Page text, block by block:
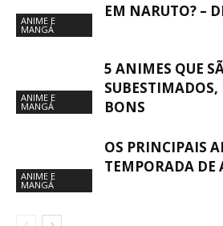
ANIME E
MANGÁ
EM NARUTO? –
ANIME E
MANGÁ
5 ANIMES QUE
BONS
ANIME E
MANGÁ
OS PRINCIPAIS
TEMPORADA DE